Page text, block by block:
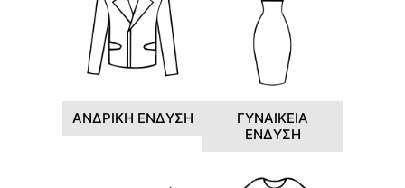
ΑΝΔΡΙΚΗ ΕΝΔΥΣΗ
ΓΥΝΑΙΚΕΙΑ
ΕΝΔΥΣΗ